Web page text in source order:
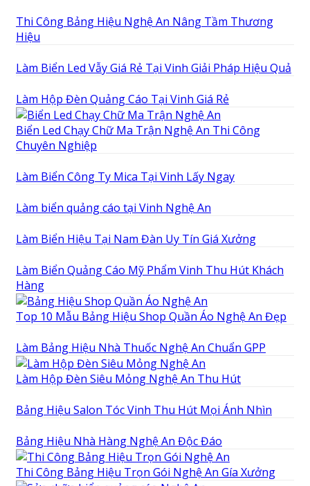
Thi Công Bảng Hiệu Nghệ An Nâng Tầm Thương
Hiệu
Làm Biển Led Vẫy Giá Rẻ Tại Vinh Giải Pháp Hiệu Quả
Làm Hộp Đèn Quảng Cáo Tại Vinh Giá Rẻ
Biển Led Chạy Chữ Ma Trận Nghệ An Thi Công
Chuyên Nghiệp
Làm Biển Công Ty Mica Tại Vinh Lấy Ngay
Làm biển quảng cáo tại Vinh Nghệ An
Làm Biển Hiệu Tại Nam Đàn Uy Tín Giá Xưởng
Làm Biển Quảng Cáo Mỹ Phẩm Vinh Thu Hút Khách
Hàng
Top 10 Mẫu Bảng Hiệu Shop Quần Áo Nghệ An Đẹp
Làm Bảng Hiệu Nhà Thuốc Nghệ An Chuẩn GPP
Làm Hộp Đèn Siêu Mỏng Nghệ An Thu Hút
Bảng Hiệu Salon Tóc Vinh Thu Hút Mọi Ánh Nhìn
Bảng Hiệu Nhà Hàng Nghệ An Độc Đáo
Thi Công Bảng Hiệu Trọn Gói Nghệ An Gía Xưởng